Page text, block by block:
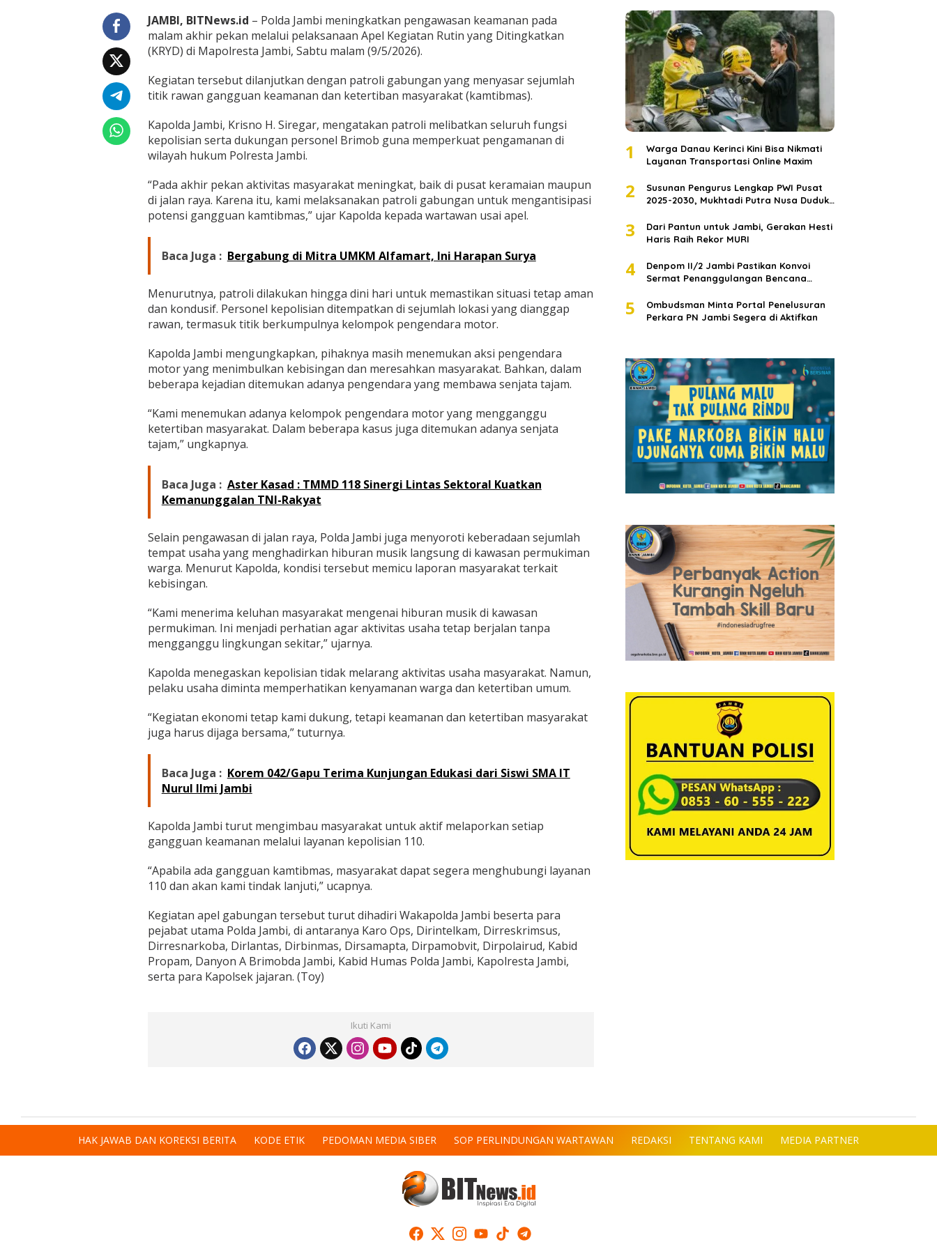
a
t
H
i
u
r
a
J
a
g
e
t
e
i
n
d
a
n
e
n
y
a
a
n
a
a
r
g
JAMBI, BITNews.id – Polda Jambi meningkatkan pengawasan keamanan pada
malam akhir pekan melalui pelaksanaan Apel Kegiatan Rutin yang Ditingkatkan
(KRYD) di Mapolresta Jambi, Sabtu malam (9/5/2026).
Kegiatan tersebut dilanjutkan dengan patroli gabungan yang menyasar sejumlah
titik rawan gangguan keamanan dan ketertiban masyarakat (kamtibmas).
Kapolda Jambi, Krisno H. Siregar, mengatakan patroli melibatkan seluruh fungsi
kepolisian serta dukungan personel Brimob guna memperkuat pengamanan di
wilayah hukum Polresta Jambi.
“Pada akhir pekan aktivitas masyarakat meningkat, baik di pusat keramaian maupun
di jalan raya. Karena itu, kami melaksanakan patroli gabungan untuk mengantisipasi
potensi gangguan kamtibmas,” ujar Kapolda kepada wartawan usai apel.
Baca Juga : Bergabung di Mitra UMKM Alfamart, Ini Harapan Surya
Menurutnya, patroli dilakukan hingga dini hari untuk memastikan situasi tetap aman
dan kondusif. Personel kepolisian ditempatkan di sejumlah lokasi yang dianggap
rawan, termasuk titik berkumpulnya kelompok pengendara motor.
Kapolda Jambi mengungkapkan, pihaknya masih menemukan aksi pengendara
motor yang menimbulkan kebisingan dan meresahkan masyarakat. Bahkan, dalam
beberapa kejadian ditemukan adanya pengendara yang membawa senjata tajam.
“Kami menemukan adanya kelompok pengendara motor yang mengganggu
ketertiban masyarakat. Dalam beberapa kasus juga ditemukan adanya senjata
tajam,” ungkapnya.
Baca Juga : Aster Kasad : TMMD 118 Sinergi Lintas Sektoral Kuatkan
Kemanunggalan TNI-Rakyat
Selain pengawasan di jalan raya, Polda Jambi juga menyoroti keberadaan sejumlah
tempat usaha yang menghadirkan hiburan musik langsung di kawasan permukiman
warga. Menurut Kapolda, kondisi tersebut memicu laporan masyarakat terkait
kebisingan.
“Kami menerima keluhan masyarakat mengenai hiburan musik di kawasan
permukiman. Ini menjadi perhatian agar aktivitas usaha tetap berjalan tanpa
mengganggu lingkungan sekitar,” ujarnya.
Kapolda menegaskan kepolisian tidak melarang aktivitas usaha masyarakat. Namun,
pelaku usaha diminta memperhatikan kenyamanan warga dan ketertiban umum.
“Kegiatan ekonomi tetap kami dukung, tetapi keamanan dan ketertiban masyarakat
juga harus dijaga bersama,” tuturnya.
Baca Juga : Korem 042/Gapu Terima Kunjungan Edukasi dari Siswi SMA IT
Nurul Ilmi Jambi
Kapolda Jambi turut mengimbau masyarakat untuk aktif melaporkan setiap
gangguan keamanan melalui layanan kepolisian 110.
“Apabila ada gangguan kamtibmas, masyarakat dapat segera menghubungi layanan
110 dan akan kami tindak lanjuti,” ucapnya.
Kegiatan apel gabungan tersebut turut dihadiri Wakapolda Jambi beserta para
pejabat utama Polda Jambi, di antaranya Karo Ops, Dirintelkam, Dirreskrimsus,
Dirresnarkoba, Dirlantas, Dirbinmas, Dirsamapta, Dirpamobvit, Dirpolairud, Kabid
Propam, Danyon A Brimobda Jambi, Kabid Humas Polda Jambi, Kapolresta Jambi,
serta para Kapolsek jajaran. (Toy)
Ikuti Kami
1
Warga Danau Kerinci Kini Bisa Nikmati
Layanan Transportasi Online Maxim
2
Susunan Pengurus Lengkap PWI Pusat
2025-2030, Mukhtadi Putra Nusa Duduki
3
Dari Pantun untuk Jambi, Gerakan Hesti
Haris Raih Rekor MURI
4
Denpom II/2 Jambi Pastikan Konvoi
Sermat Penanggulangan Bencana
5
Ombudsman Minta Portal Penelusuran
Perkara PN Jambi Segera di Aktifkan
HAK JAWAB DAN KOREKSI BERITA KODE ETIK PEDOMAN MEDIA SIBER SOP PERLINDUNGAN WARTAWAN REDAKSI TENTANG KAMI MEDIA PARTNER